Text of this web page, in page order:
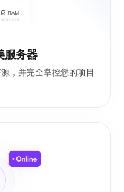
服务器
，并完全掌控您的项目